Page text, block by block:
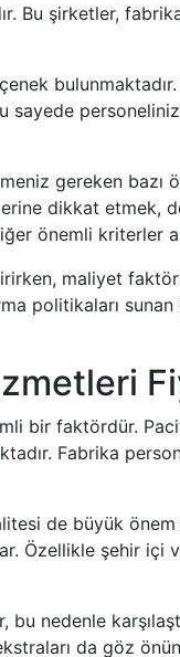
Bu şirketler,
gereken bazı
dikkat etmek,
önemli kriterler
maliyet
politikaları
bir faktördür.
Fabrika
de büyük
Özellikle şehir
bu nedenle
da göz